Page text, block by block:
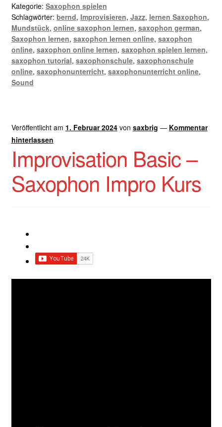
Kategorie: Saxophon spielen
Schlagwörter: bernd, Improvisieren, Jazz, lernen Saxophon,
Mundstück, online saxophon lernen, saxophon german,
Saxophon lernen, saxophon lernen online, saxophon
online, saxophon online lernen, saxophon spielen lernen,
saxophon tutorial, saxophonschule, saxophonschule
online, saxophonunterricht, saxophonunterricht online,
Sound
Veröffentlicht am 1. Februar 2024 von saxbrig — Kommentar
hinterlassen
Improvisation Basic –
Saxophon Impro Kurs